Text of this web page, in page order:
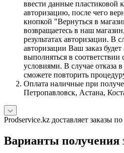
ввести данные пластиковой
авторизацию, после чего
кнопкой "Вернуться в
возвращаетесь в наш
результатах авторизации. В
авторизации Ваш заказ будет
выполняться в
условиями. В случае отказа
сможете повторить
Оплата наличные при
Петропавловск, Астана,
Prodservice.kz доставляет заказы
Варианты получения